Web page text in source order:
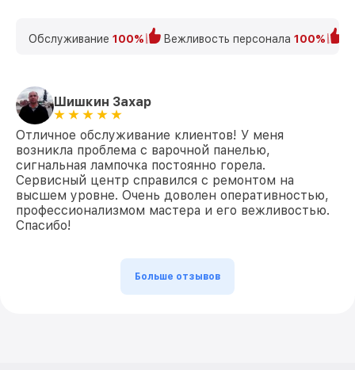
Обслуживание 100% Вежливость персонала 100%
Шишкин Захар
Отличное обслуживание клиентов! У меня
возникла проблема с варочной панелью,
сигнальная лампочка постоянно горела.
Сервисный центр справился с ремонтом на
высшем уровне. Очень доволен оперативностью,
профессионализмом мастера и его вежливостью.
Спасибо!
Больше отзывов